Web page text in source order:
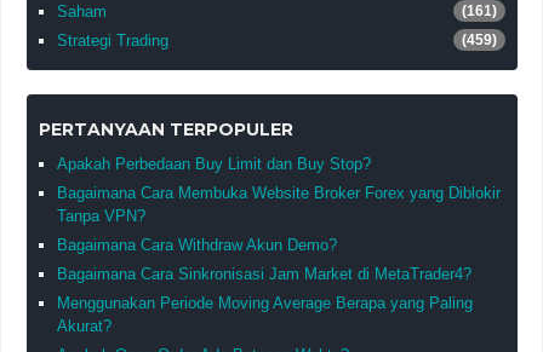
Saham (161)
Strategi Trading (459)
PERTANYAAN TERPOPULER
Apakah Perbedaan Buy Limit dan Buy Stop?
Bagaimana Cara Membuka Website Broker Forex yang Diblokir
Tanpa VPN?
Bagaimana Cara Withdraw Akun Demo?
Bagaimana Cara Sinkronisasi Jam Market di MetaTrader4?
Menggunakan Periode Moving Average Berapa yang Paling
Akurat?